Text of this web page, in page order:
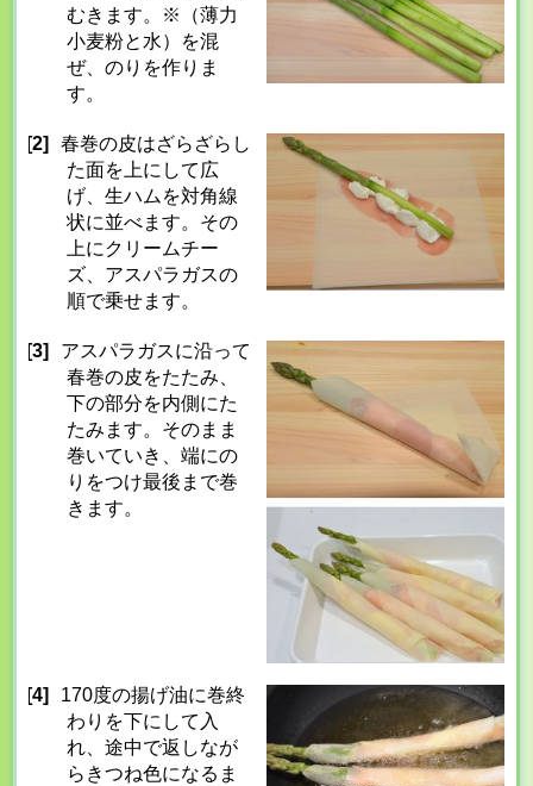
むきます。※（薄力
小麦粉と水）を混
ぜ、のりを作りま
す。
[2]
春巻の皮はざらざらし
た面を上にして広
げ、生ハムを対角線
状に並べます。その
上にクリームチー
ズ、アスパラガスの
順で乗せます。
[3]
アスパラガスに沿って
春巻の皮をたたみ、
下の部分を内側にた
たみます。そのまま
巻いていき、端にの
りをつけ最後まで巻
きます。
[4]
170度の揚げ油に巻終
わりを下にして入
れ、途中で返しなが
らきつね色になるま